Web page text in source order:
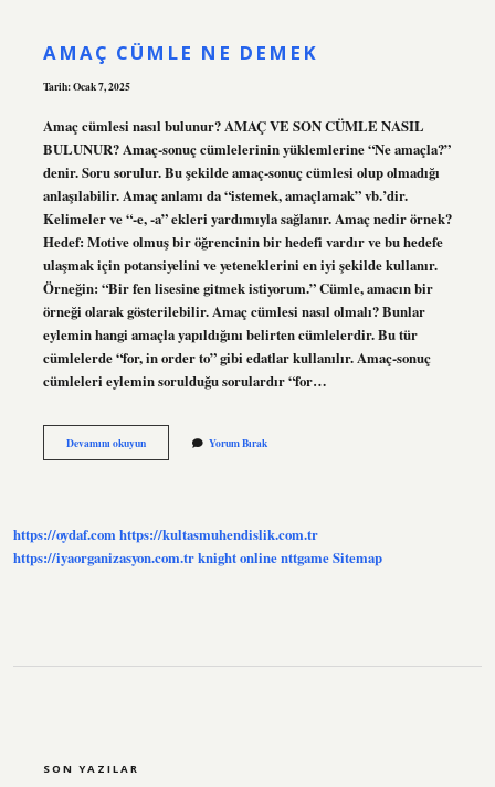
AMAÇ CÜMLE NE DEMEK
Tarih: Ocak 7, 2025
Amaç cümlesi nasıl bulunur? AMAÇ VE SON CÜMLE NASIL
BULUNUR? Amaç-sonuç cümlelerinin yüklemlerine “Ne amaçla?”
denir. Soru sorulur. Bu şekilde amaç-sonuç cümlesi olup olmadığı
anlaşılabilir. Amaç anlamı da “istemek, amaçlamak” vb.’dir.
Kelimeler ve “-e, -a” ekleri yardımıyla sağlanır. Amaç nedir örnek?
Hedef: Motive olmuş bir öğrencinin bir hedefi vardır ve bu hedefe
ulaşmak için potansiyelini ve yeteneklerini en iyi şekilde kullanır.
Örneğin: “Bir fen lisesine gitmek istiyorum.” Cümle, amacın bir
örneği olarak gösterilebilir. Amaç cümlesi nasıl olmalı? Bunlar
eylemin hangi amaçla yapıldığını belirten cümlelerdir. Bu tür
cümlelerde “for, in order to” gibi edatlar kullanılır. Amaç-sonuç
cümleleri eylemin sorulduğu sorulardır “for…
Devamını okuyunAmaç
Cümle
Yorum Bırak
https://oydaf.comhttps://kultasmuhendislik.com.tr
https://iyaorganizasyon.com.trknight onlinenttgameSitemap
SON YAZILAR